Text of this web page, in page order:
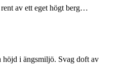
av ett eget högt berg…
höjd i ängsmiljö. Svag doft av